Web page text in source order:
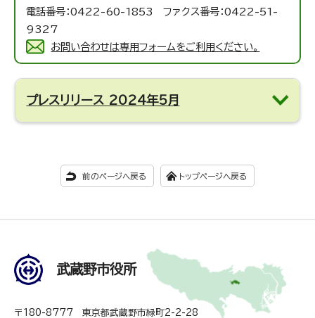
電話番号：0422-60-1853 ファクス番号：0422-51-
9327
お問い合わせは専用フォームをご利用ください。
プレスリリース 2024年5月
前のページへ戻る トップページへ戻る
武蔵野市役所
〒180-8777 東京都武蔵野市緑町2-2-28